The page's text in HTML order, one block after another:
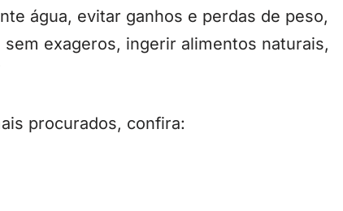
água, evitar ganhos e perdas de peso,
exageros, ingerir alimentos naturais,
procurados, confira: